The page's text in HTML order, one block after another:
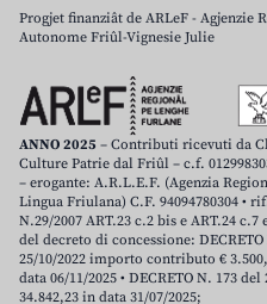
Progjet finanziât de ARLeF - Agjenzie
Autonome Friûl-Vignesie Julie
ANNO 2025 – Contributi ricevuti da
Culture Patrie dal Friûl – c.f.
– erogante: A.R.L.E.F. (Agenzia
Lingua Friulana) C.F. 94094780304 •
N.29/2007 ART.23 c.2 bis e ART.24 c.7
del decreto di concessione:
25/10/2022 importo contributo €
data 06/11/2025 • DECRETO N. 173 del
34.842,23 in data 31/07/2025;